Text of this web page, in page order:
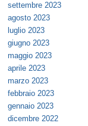
settembre 2023
agosto 2023
luglio 2023
giugno 2023
maggio 2023
aprile 2023
marzo 2023
febbraio 2023
gennaio 2023
dicembre 2022